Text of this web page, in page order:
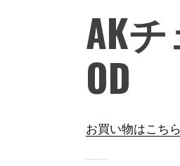
AK
OD
お買い物はこち